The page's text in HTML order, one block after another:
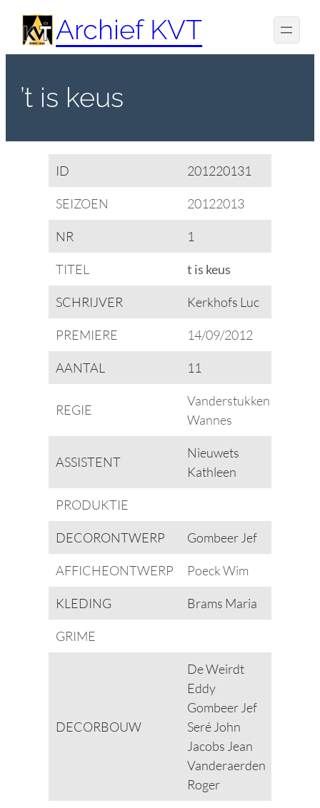
Spring
naar
de
Archief KVT
’t is keus
ID 201220131
SEIZOEN 20122013
NR 1
TITEL t is keus
SCHRIJVER Kerkhofs Luc
PREMIERE 14/09/2012
AANTAL 11
REGIE
Vanderstukken
Wannes
ASSISTENT
Nieuwets
Kathleen
PRODUKTIE
DECORONTWERP Gombeer Jef
AFFICHEONTWERP Poeck Wim
KLEDING Brams Maria
GRIME
DECORBOUW
De Weirdt
Eddy
Gombeer Jef
Seré John
Jacobs Jean
Vanderaerden
Roger